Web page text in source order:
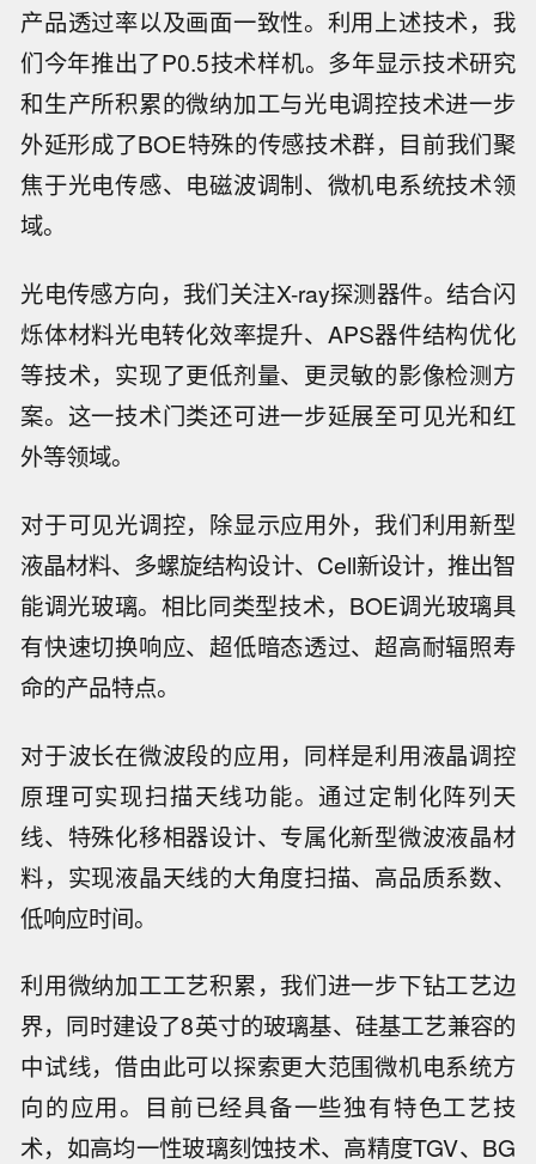
产品透过率以及画面一致性。利用上述技术，我
们今年推出了P0.5技术样机。多年显示技术研究
和生产所积累的微纳加工与光电调控技术进一步
外延形成了BOE特殊的传感技术群，目前我们聚
焦于光电传感、电磁波调制、微机电系统技术领
域。
光电传感方向，我们关注X-ray探测器件。结合闪
烁体材料光电转化效率提升、APS器件结构优化
等技术，实现了更低剂量、更灵敏的影像检测方
案。这一技术门类还可进一步延展至可见光和红
外等领域。
对于可见光调控，除显示应用外，我们利用新型
液晶材料、多螺旋结构设计、Cell新设计，推出智
能调光玻璃。相比同类型技术，BOE调光玻璃具
有快速切换响应、超低暗态透过、超高耐辐照寿
命的产品特点。
对于波长在微波段的应用，同样是利用液晶调控
原理可实现扫描天线功能。通过定制化阵列天
线、特殊化移相器设计、专属化新型微波液晶材
料，实现液晶天线的大角度扫描、高品质系数、
低响应时间。
利用微纳加工工艺积累，我们进一步下钻工艺边
界，同时建设了8英寸的玻璃基、硅基工艺兼容的
中试线，借由此可以探索更大范围微机电系统方
向的应用。目前已经具备一些独有特色工艺技
术，如高均一性玻璃刻蚀技术、高精度TGV、BG